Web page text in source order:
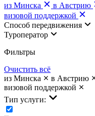
из Минска
в Австрию
визовой поддержкой
Cпособ передвижения
Туроператор
Фильтры
Очистить всё
из Минска
в Австрию
визовой поддержкой
Тип услуги: